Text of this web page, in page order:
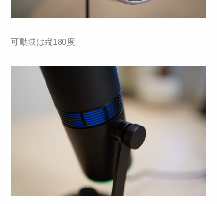
可動域は縦180度、